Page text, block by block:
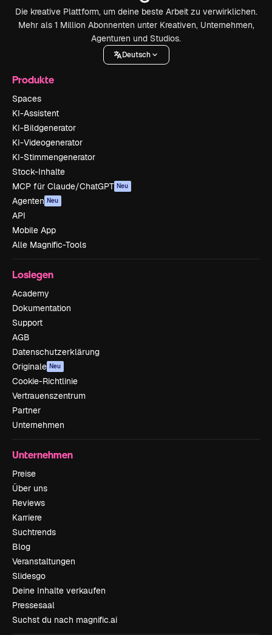
Die kreative Plattform, um deine beste Arbeit zu verwirklichen.
Mehr als 1 Million Abonnenten unter Kreativen, Unternehmen,
Agenturen und Studios.
Deutsch
Produkte
Spaces
KI-Assistent
KI-Bildgenerator
KI-Videogenerator
KI-Stimmengenerator
Stock-Inhalte
MCP für Claude/ChatGPT Neu
Agenten Neu
API
Mobile App
Alle Magnific-Tools
Loslegen
Academy
Dokumentation
Support
AGB
Datenschutzerklärung
Originale Neu
Cookie-Richtlinie
Vertrauenszentrum
Partner
Unternehmen
Unternehmen
Preise
Über uns
Reviews
Karriere
Suchtrends
Blog
Veranstaltungen
Slidesgo
Deine Inhalte verkaufen
Pressesaal
Suchst du nach magnific.ai